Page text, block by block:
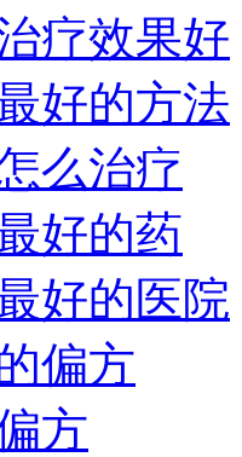
疗效果好
好的方法
么治疗
好的药
好的医院
偏方
方